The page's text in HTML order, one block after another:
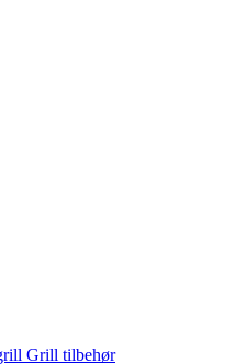
Grill tilbehør